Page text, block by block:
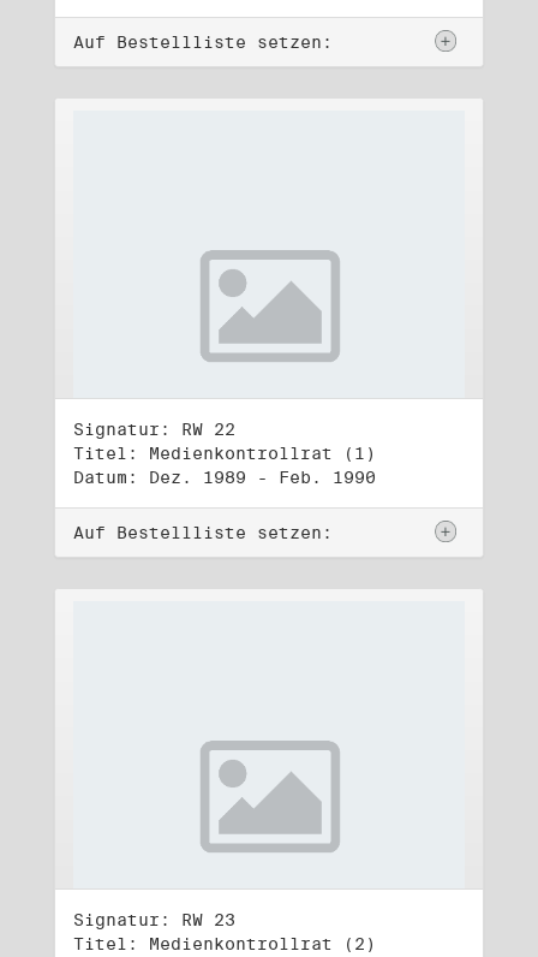
Auf Bestellliste setzen:
Signatur: RW 22
Titel: Medienkontrollrat (1)
Datum: Dez. 1989 - Feb. 1990
Auf Bestellliste setzen:
Signatur: RW 23
Titel: Medienkontrollrat (2)